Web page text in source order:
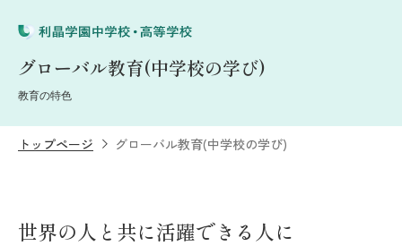
グローバル教育(中学校の学び)
教育の特色
トップページ グローバル教育(中学校の学び)
世界の人と共に活躍できる人に